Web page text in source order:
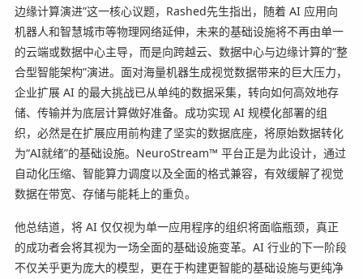
边缘计算演进”这一核心议题，Rashed先生指出，随着 AI 应用向
机器人和智慧城市等物理网络延伸，未来的基础设施将不再由单一
的云端或数据中心主导，而是向跨越云、数据中心与边缘计算的“整
合型智能架构”演进。面对海量机器生成视觉数据带来的巨大压力，
企业扩展 AI 的最大挑战已从单纯的数据采集，转向如何高效地存
储、传输并为底层计算做好准备。成功实现 AI 规模化部署的组
织，必然是在扩展应用前构建了坚实的数据底座，将原始数据转化
为“AI就绪”的基础设施。NeuroStream™ 平台正是为此设计，通过
自动化压缩、智能算力调度以及全面的格式兼容，有效缓解了视觉
数据在带宽、存储与能耗上的重负。
他总结道，将 AI 仅仅视为单一应用程序的组织将面临瓶颈，真正
的成功者会将其视为一场全面的基础设施变革。AI 行业的下一阶段
不仅关乎更为庞大的模型，更在于构建更智能的基础设施与更纯净